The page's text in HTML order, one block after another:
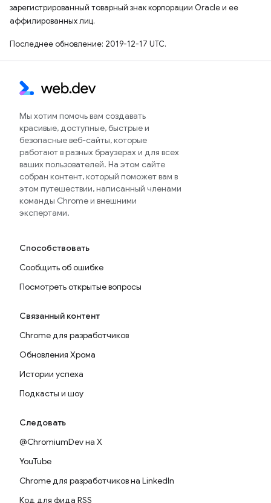
зарегистрированный товарный знак корпорации Oracle и ее
аффилированных лиц.
Последнее обновление: 2019-12-17 UTC.
Мы хотим помочь вам создавать
красивые, доступные, быстрые и
безопасные веб-сайты, которые
работают в разных браузерах и для всех
ваших пользователей. На этом сайте
собран контент, который поможет вам в
этом путешествии, написанный членами
команды Chrome и внешними
экспертами.
Способствовать
Сообщить об ошибке
Посмотреть открытые вопросы
Связанный контент
Chrome для разработчиков
Обновления Хрома
Истории успеха
Подкасты и шоу
Следовать
@ChromiumDev на X
YouTube
Chrome для разработчиков на LinkedIn
Код для фида RSS